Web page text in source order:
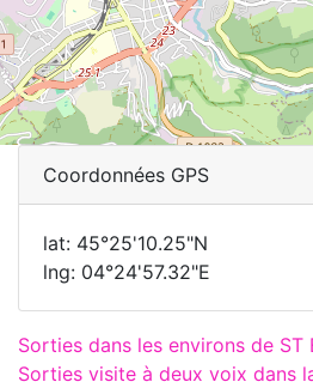
Coordonnées GPS
lat: 45°25'10.25"N
lng: 04°24'57.32"E
Sorties dans les environs de ST
Sorties visite à deux voix dans